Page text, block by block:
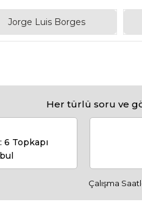
Jorge Luis Borges
Her türlü soru ve
6 Topkapı
Çalışma